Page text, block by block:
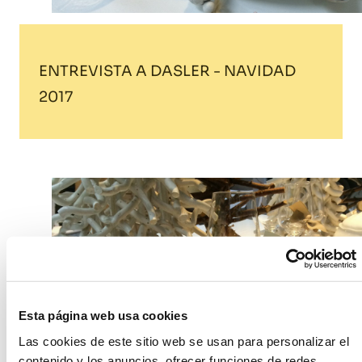
Esta página web usa cookies
Las cookies de este sitio web se usan para personalizar el
ENTREVISTA A DASLER - NAVIDAD
2017